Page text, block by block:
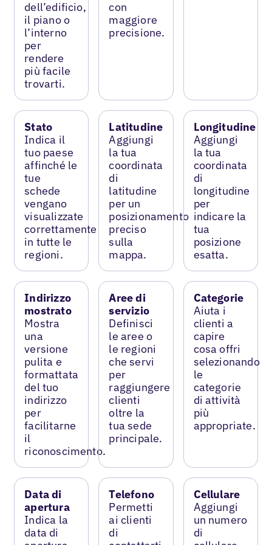
dell’edificio,
il piano o
l’interno
per
rendere
più facile
trovarti.
con
maggiore
precisione.
Stato
Indica il
tuo paese
affinché le
tue
schede
vengano
visualizzate
correttamente
in tutte le
regioni.
Latitudine
Aggiungi
la tua
coordinata
di
latitudine
per un
posizionamento
preciso
sulla
mappa.
Longitudine
Aggiungi
la tua
coordinata
di
longitudine
per
indicare la
tua
posizione
esatta.
Indirizzo
mostrato
Mostra
una
versione
pulita e
formattata
del tuo
indirizzo
per
facilitarne
il
riconoscimento.
Aree di
servizio
Definisci
le aree o
le regioni
che servi
per
raggiungere
clienti
oltre la
tua sede
principale.
Categorie
Aiuta i
clienti a
capire
cosa offri
selezionando
le
categorie
di attività
più
appropriate.
Data di
apertura
Indica la
data di
Telefono
Permetti
ai clienti
di
Cellulare
Aggiungi
un numero
di